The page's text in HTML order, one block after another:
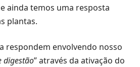
ainda temos uma resposta
plantas.
respondem envolvendo nosso
digestão” através da ativação do